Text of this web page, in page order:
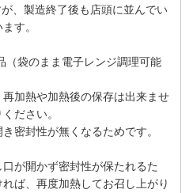
、製造終了後も店頭に並んでい
す。
袋のまま電子レンジ調理可能
加熱や加熱後の保存は出来ませ
ださい。
密封性が無くなるためです。
が開かず密封性が保たれるた
ば、再度加熱してお召し上がり